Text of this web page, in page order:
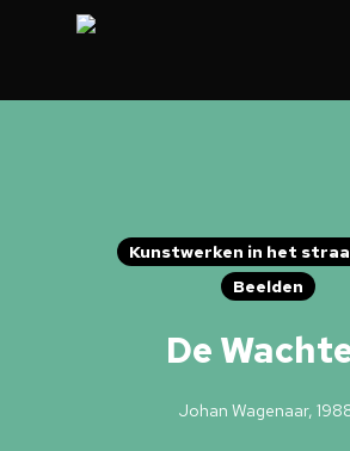
Kunstwerken in het
Beelden
De
Johan Wagenaar,